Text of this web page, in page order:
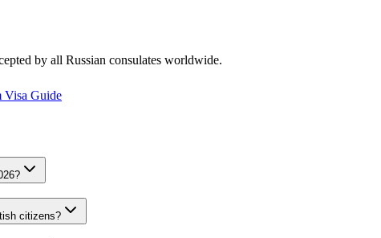
by all Russian consulates worldwide.
Guide
citizens?